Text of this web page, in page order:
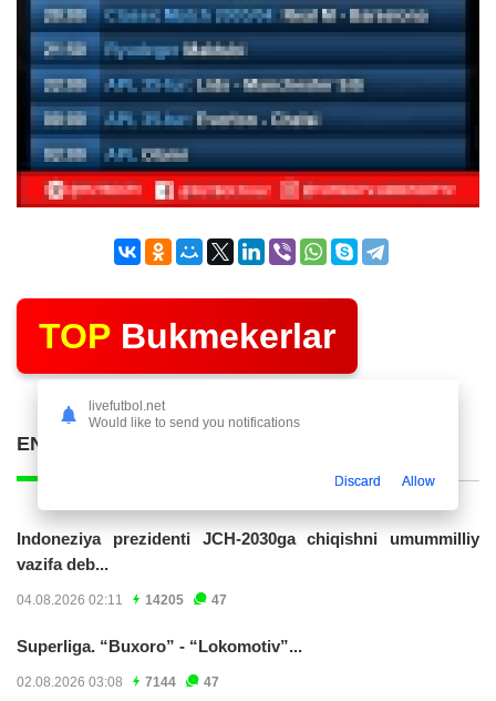
TOP Bukmekerlar
ENG KO'P O'QILGAN POSTLAR
Indoneziya prezidenti JCH-2030ga chiqishni umummilliy
vazifa deb...
04.08.2026 02:11 14205 47
Superliga. “Buxoro” - “Lokomotiv”...
02.08.2026 03:08 7144 47
livefutbol.net
Would like to send you notifications
Discard Allow